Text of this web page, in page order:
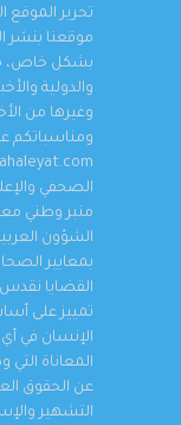
تحرير الموقع
موقعنا بنشر
بشكل خاص، مع
والدولية
وغيرها من
ومناسباتكم
الصحفي
منبر وطني
الشؤون
بمعايير
القضايا نقدس
تمييز على
الإنسان في
المعاناة
عن الحقوق
التشهير